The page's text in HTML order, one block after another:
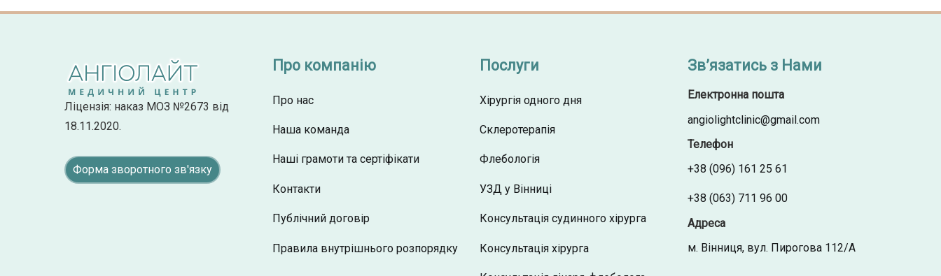
Ліцензія: наказ МОЗ №2673 від
18.11.2020.
Форма зворотного зв'язку
Про компанію
Про нас
Наша команда
Наші грамоти та сертіфікати
Контакти
Публічний договір
Правила внутрішнього розпорядку
Послуги
Хірургія одного дня
Склеротерапія
Флебологія
УЗД у Вінниці
Консультація судинного хірурга
Консультація хірурга
Зв’язатись з Нами
Електронна пошта
angiolightclinic@gmail.com
Телефон
+38 (096) 161 25 61
+38 (063) 711 96 00
Адреса
м. Вінниця, вул. Пирогова 112/А